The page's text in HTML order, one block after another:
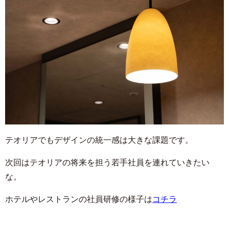
テオリアでもデザインの統一感は大きな課題です。
次回はテオリアの将来を担う若手社員を連れていきたい
な。
ホテルやレストランの社員研修の様子はコチラ